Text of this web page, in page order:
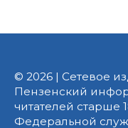
© 2026 | Сетевое
Пензенский
читателей старше
Федеральной